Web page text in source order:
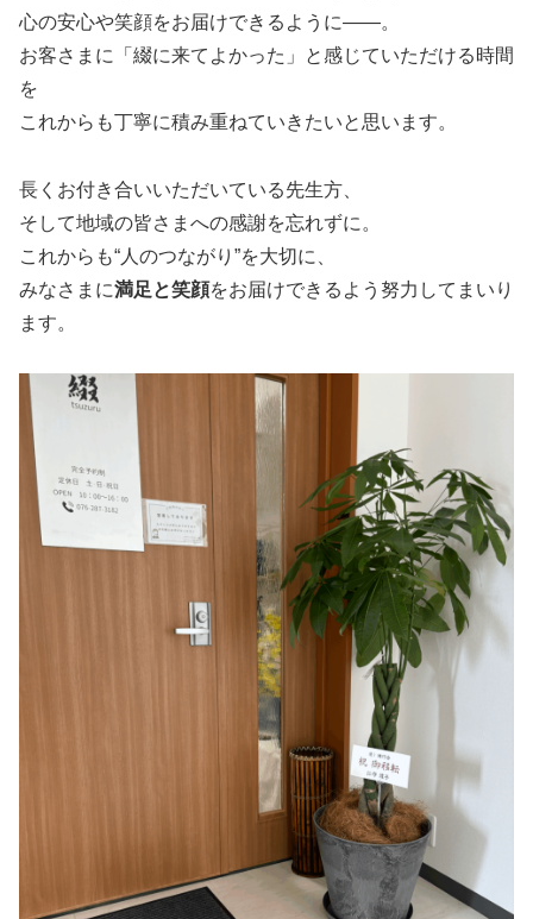
心の安心や笑顔をお届けできるように——。
お客さまに「綴に来てよかった」と感じていただける時間
を
これからも丁寧に積み重ねていきたいと思います。
長くお付き合いいただいている先生方、
そして地域の皆さまへの感謝を忘れずに。
これからも“人のつながり”を大切に、
みなさまに満足と笑顔をお届けできるよう努力してまいり
ます。